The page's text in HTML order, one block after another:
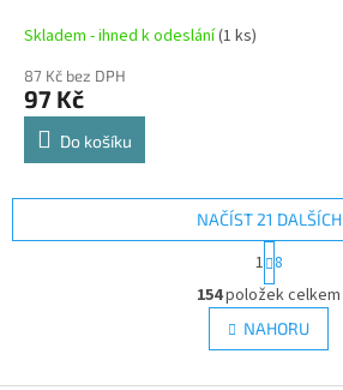
Skladem - ihned k odeslání(1 ks)
87 Kč bez DPH
97 Kč
Do košíku
O
v
l
á
NAČÍST 21 DALŠÍCH
t
r
á
n
k
1 8
154položek celkem
NAHORU